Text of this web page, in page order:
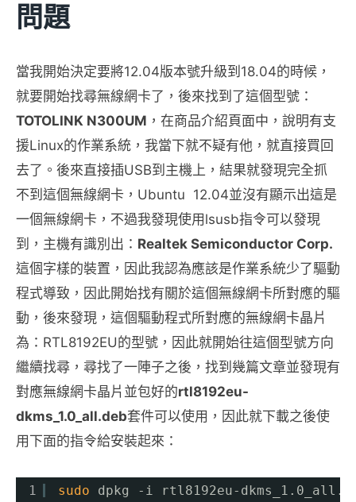
問題
當我開始決定要將12.04版本號升級到18.04的時候，
就要開始找尋無線網卡了，後來找到了這個型號：
TOTOLINK N300UM ，在商品介紹頁面中，說明有支
援Linux的作業系統，我當下就不疑有他，就直接買回
去了。後來直接插USB到主機上，結果就發現完全抓
不到這個無線網卡，Ubuntu 12.04並沒有顯示出這是
一個無線網卡，不過我發現使用lsusb指令可以發現
到，主機有識別出： Realtek Semiconductor Corp.
這個字樣的裝置，因此我認為應該是作業系統少了驅動
程式導致，因此開始找有關於這個無線網卡所對應的驅
動，後來發現，這個驅動程式所對應的無線網卡晶片
為：RTL8192EU的型號，因此就開始往這個型號方向
繼續找尋，尋找了一陣子之後，找到幾篇文章並發現有
對應無線網卡晶片並包好的rtl8192eu-
dkms_1.0_all.deb套件可以使用，因此就下載之後使
用下面的指令給安裝起來：
1 sudo dpkg -i rtl8192eu-